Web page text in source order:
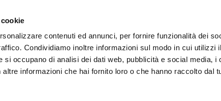
contenuti ed annunci, per fornire funzionalità dei
Condividiamo inoltre informazioni sul modo in cui utilizzi
si occupano di analisi dei dati web, pubblicità e social media, i
informazioni che hai fornito loro o che hanno raccolto dal